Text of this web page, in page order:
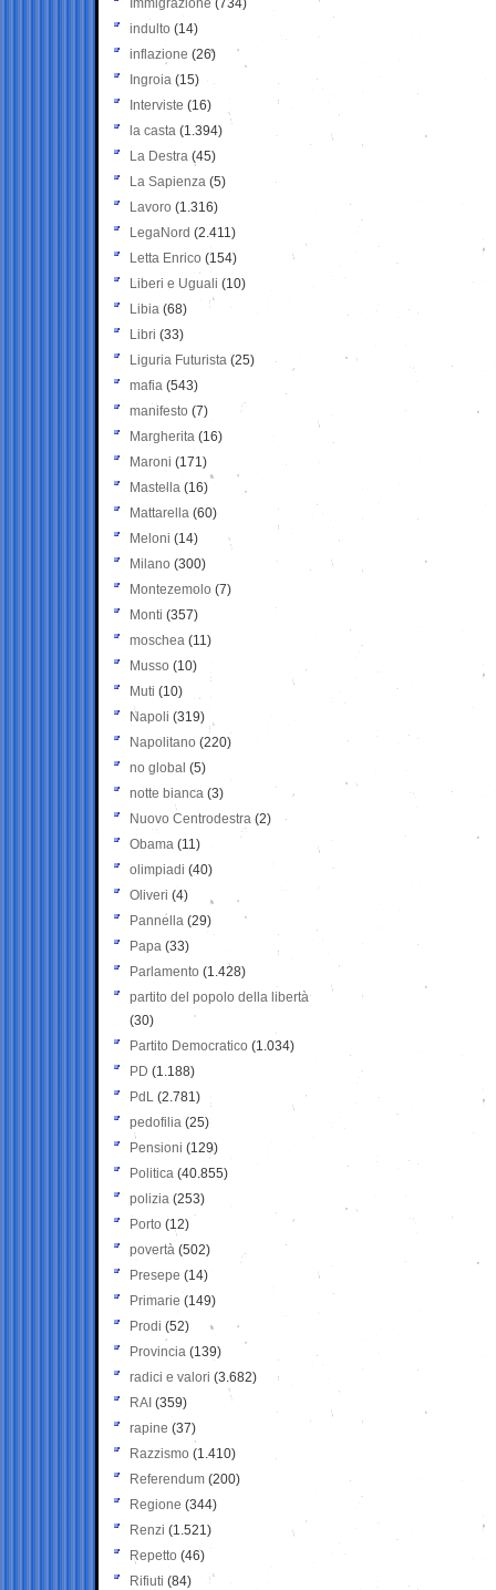
Immigrazione (734)
indulto (14)
inflazione (26)
Ingroia (15)
Interviste (16)
la casta (1.394)
La Destra (45)
La Sapienza (5)
Lavoro (1.316)
LegaNord (2.411)
Letta Enrico (154)
Liberi e Uguali (10)
Libia (68)
Libri (33)
Liguria Futurista (25)
mafia (543)
manifesto (7)
Margherita (16)
Maroni (171)
Mastella (16)
Mattarella (60)
Meloni (14)
Milano (300)
Montezemolo (7)
Monti (357)
moschea (11)
Musso (10)
Muti (10)
Napoli (319)
Napolitano (220)
no global (5)
notte bianca (3)
Nuovo Centrodestra (2)
Obama (11)
olimpiadi (40)
Oliveri (4)
Pannella (29)
Papa (33)
Parlamento (1.428)
partito del popolo della libertà
(30)
Partito Democratico (1.034)
PD (1.188)
PdL (2.781)
pedofilia (25)
Pensioni (129)
Politica (40.855)
polizia (253)
Porto (12)
povertà (502)
Presepe (14)
Primarie (149)
Prodi (52)
Provincia (139)
radici e valori (3.682)
RAI (359)
rapine (37)
Razzismo (1.410)
Referendum (200)
Regione (344)
Renzi (1.521)
Repetto (46)
Rifiuti (84)